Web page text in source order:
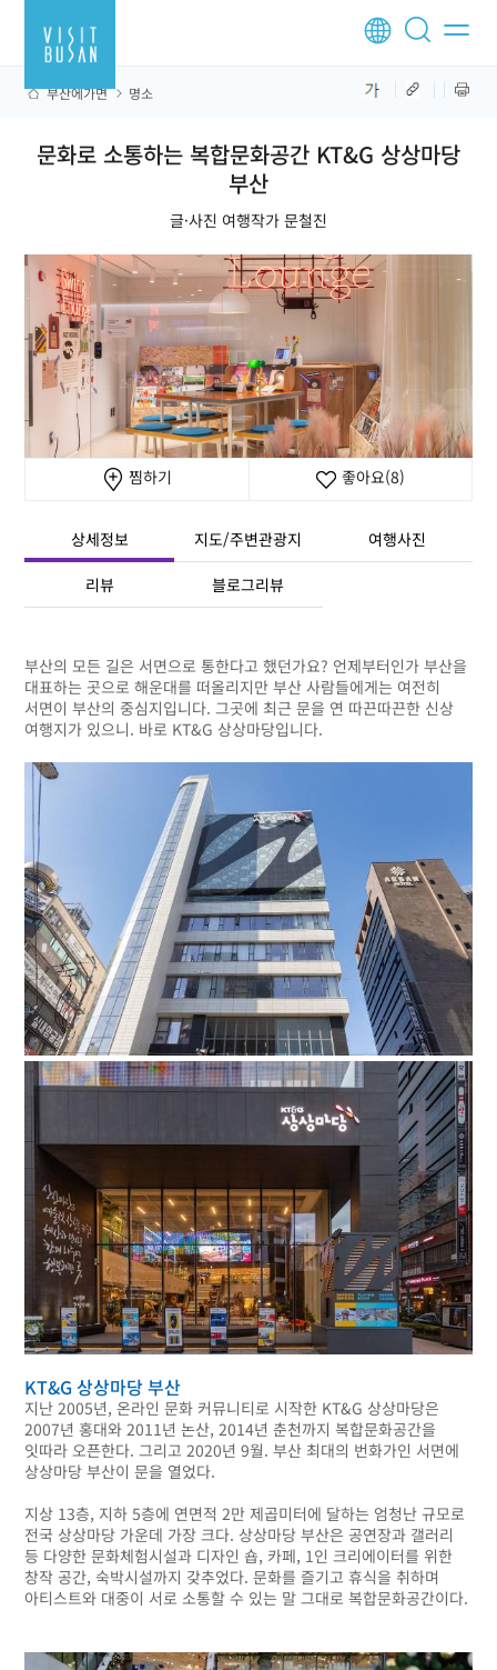
부산에가면 명소
문화로 소통하는 복합문화공간 KT&G 상상마당
부산
글·사진 여행작가 문철진
찜하기 좋아요(8)
상세정보 지도/주변관광지 여행사진
리뷰 블로그리뷰
부산의 모든 길은 서면으로 통한다고 했던가요? 언제부터인가 부산을
대표하는 곳으로 해운대를 떠올리지만 부산 사람들에게는 여전히
서면이 부산의 중심지입니다. 그곳에 최근 문을 연 따끈따끈한 신상
여행지가 있으니. 바로 KT&G 상상마당입니다.
KT&G 상상마당 부산
지난 2005년, 온라인 문화 커뮤니티로 시작한 KT&G 상상마당은
2007년 홍대와 2011년 논산, 2014년 춘천까지 복합문화공간을
잇따라 오픈한다. 그리고 2020년 9월. 부산 최대의 번화가인 서면에
상상마당 부산이 문을 열었다.
지상 13층, 지하 5층에 연면적 2만 제곱미터에 달하는 엄청난 규모로
전국 상상마당 가운데 가장 크다. 상상마당 부산은 공연장과 갤러리
등 다양한 문화체험시설과 디자인 숍, 카페, 1인 크리에이터를 위한
창작 공간, 숙박시설까지 갖추었다. 문화를 즐기고 휴식을 취하며
아티스트와 대중이 서로 소통할 수 있는 말 그대로 복합문화공간이다.